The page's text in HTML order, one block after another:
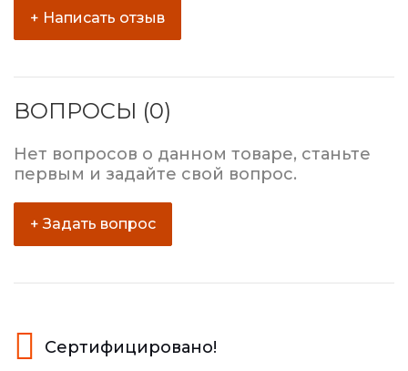
+ Написать отзыв
ВОПРОСЫ (0)
Нет вопросов о данном товаре, станьте
первым и задайте свой вопрос.
+ Задать вопрос
Сертифицировано!